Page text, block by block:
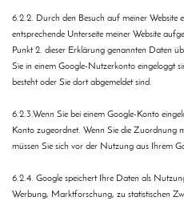
6.2.2. Durch den Besuch auf meiner Website
entsprechende Unterseite meiner Website
Punkt 2. dieser Erklärung genannten Daten
Sie in einem Google-Nutzerkonto eingeloggt
besteht oder Sie dort abgemeldet sind.
6.2.3.Wenn Sie bei einem Google-Konto
Konto zugeordnet. Wenn Sie die Zuordnung
müssen Sie sich vor der Nutzung aus Ihrem
6.2.4. Google speichert Ihre Daten als
Werbung, Marktforschung, zu statistischen